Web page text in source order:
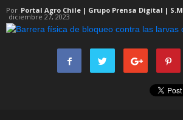
Por Portal Agro Chile | Grupo Prensa Digital | S.M
diciembre 27, 2023